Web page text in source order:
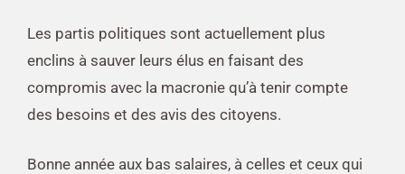
Les partis politiques sont actuellement plus
enclins à sauver leurs élus en faisant des
compromis avec la macronie qu’à tenir compte
des besoins et des avis des citoyens.
Bonne année aux bas salaires, à celles et ceux qui